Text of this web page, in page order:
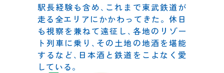
駅長経験も含め､これまで東武鉄道が
走る全エリアにかかわってきた。休日
も視察を兼ねて遠征し､各地のリゾー
ト列車に乗り､その土地の地酒を堪能
するなど､日本酒と鉄道をこよなく愛
している。